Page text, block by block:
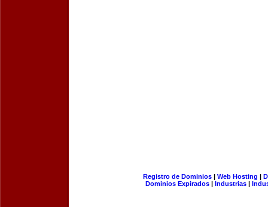
Registro de Dominios| Web Hosting |
Dominios Expirados | Industrias |